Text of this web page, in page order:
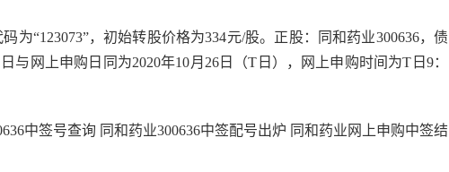
为“123073”，初始转股价格为334元/股。正股：同和药业300636，债
与网上申购日同为2020年10月26日（T日），网上申购时间为T日9：
中签号查询 同和药业300636中签配号出炉 同和药业网上申购中签结